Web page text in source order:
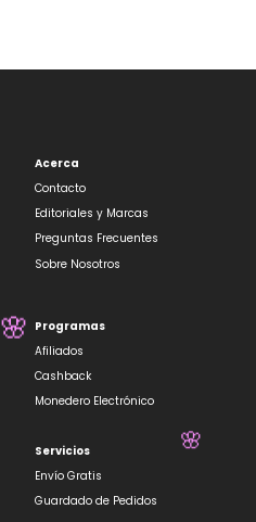
Acerca
Contacto
Editoriales y Marcas
Preguntas Frecuentes
Sobre Nosotros
Programas
Afiliados
Cashback
Monedero Electrónico
Servicios
Envío Gratis
Guardado de Pedidos
🌸
🌸